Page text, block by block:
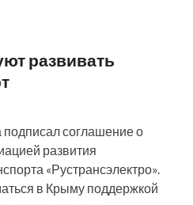
развивать
соглашение о
развития
«Рустрансэлектро».
в Крыму поддержкой